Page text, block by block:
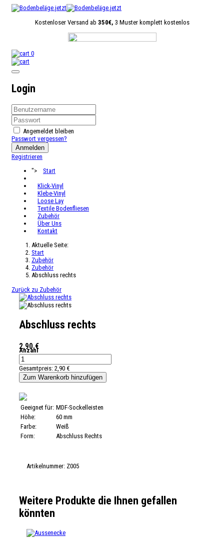
Kostenloser Versand ab 350€, 3 Muster komplett kostenlos
0
Login
Angemeldet bleiben
Passwort vergessen?
Anmelden
Registrieren
">
Start
Klick-Vinyl
Klebe-Vinyl
Loose Lay
Textile Bodenfliesen
Zubehör
Über Uns
Kontakt
Aktuelle Seite:
Start
Zubehör
Zubehör
Abschluss rechts
Zurück zu Zubehör
Abschluss rechts
2,90 €
inkl. 19% Mwst.
Anzahl
Gesamtpreis: 2,90 €
Geeignet für: MDF-Sockelleisten
Höhe:
60 mm
Farbe:
Weiß
Form:
Abschluss Rechts
Artikelnummer: Z005
Weitere Produkte die Ihnen gefallen
könnten